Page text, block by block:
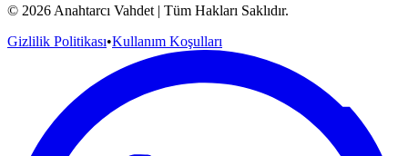
© 2026 Anahtarcı Vahdet | Tüm Hakları Saklıdır.
Gizlilik Politikası•Kullanım Koşulları